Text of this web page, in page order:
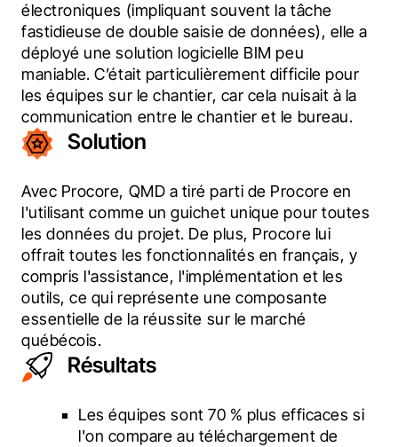
électroniques (impliquant souvent la tâche
fastidieuse de double saisie de données), elle a
déployé une solution logicielle BIM peu
maniable. C’était particulièrement difficile pour
les équipes sur le chantier, car cela nuisait à la
communication entre le chantier et le bureau.
Solution
Avec Procore, QMD a tiré parti de Procore en
l'utilisant comme un guichet unique pour toutes
les données du projet. De plus, Procore lui
offrait toutes les fonctionnalités en français, y
compris l'assistance, l'implémentation et les
outils, ce qui représente une composante
essentielle de la réussite sur le marché
québécois.
Résultats
Les équipes sont 70 % plus efficaces si
l'on compare au téléchargement de